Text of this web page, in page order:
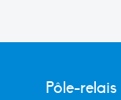
Pôle-